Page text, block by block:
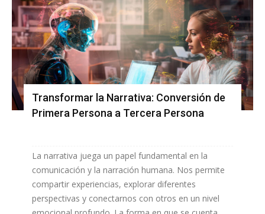
Transformar la Narrativa: Conversión de
Primera Persona a Tercera Persona
La narrativa juega un papel fundamental en la
comunicación y la narración humana. Nos permite
compartir experiencias, explorar diferentes
perspectivas y conectarnos con otros en un nivel